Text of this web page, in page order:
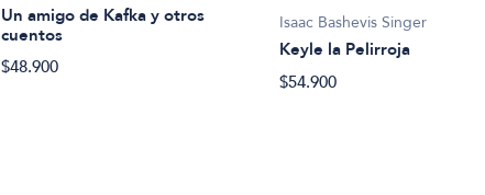
Un amigo de Kafka y otros
cuentos
$48.900
Isaac Bashevis Singer
Keyle la Pelirroja
$54.900